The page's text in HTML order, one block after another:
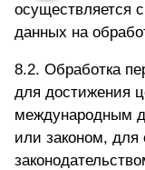
осуществляется
данных на
8.2. Обработка
для достижения
международным
или законом, для